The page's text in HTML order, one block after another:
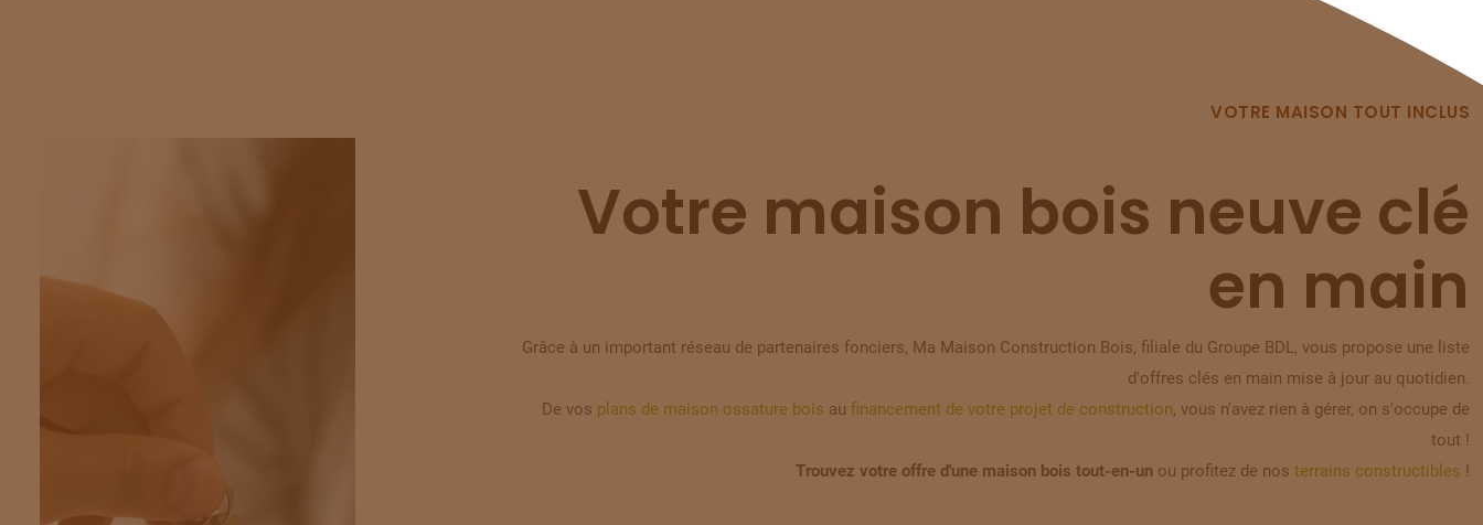
VOTRE MAISON TOUT INCLUS
Votre maison bois neuve clé
en main
Grâce à un important réseau de partenaires fonciers, Ma Maison Construction Bois, filiale du Groupe BDL, vous propose une liste
d'offres clés en main mise à jour au quotidien.
De vos plans de maison ossature bois au financement de votre projet de construction, vous n'avez rien à gérer, on s'occupe de
tout !
Trouvez votre offre d'une maison bois tout-en-un ou profitez de nos terrains constructibles !